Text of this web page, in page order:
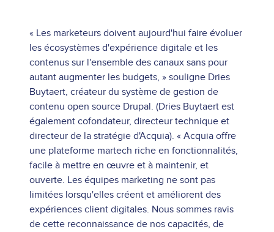
« Les marketeurs doivent aujourd'hui faire évoluer
les écosystèmes d'expérience digitale et les
contenus sur l'ensemble des canaux sans pour
autant augmenter les budgets, » souligne Dries
Buytaert, créateur du système de gestion de
contenu open source Drupal. (Dries Buytaert est
également cofondateur, directeur technique et
directeur de la stratégie d'Acquia). « Acquia offre
une plateforme martech riche en fonctionnalités,
facile à mettre en œuvre et à maintenir, et
ouverte. Les équipes marketing ne sont pas
limitées lorsqu'elles créent et améliorent des
expériences client digitales. Nous sommes ravis
de cette reconnaissance de nos capacités, de